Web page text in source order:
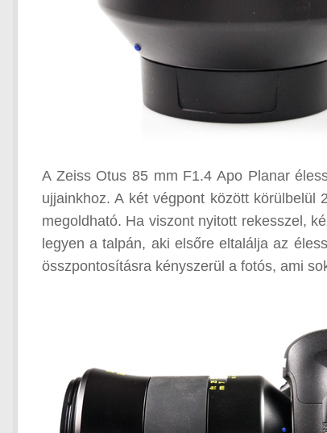
A Zeiss Otus 85 mm F1.4 Apo Planar
ujjainkhoz. A két végpont között körülbelül
megoldható. Ha viszont nyitott rekesszel,
legyen a talpán, aki elsőre eltalálja az
összpontosításra kényszerül a fotós, ami